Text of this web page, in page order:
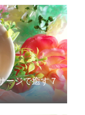
ージで癒す７